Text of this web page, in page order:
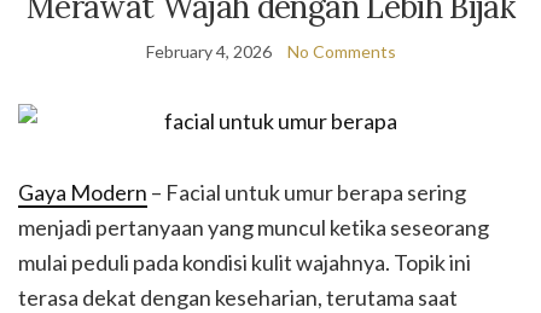
February 4, 2026 No Comments
Gaya Modern – Facial untuk umur berapa sering
menjadi pertanyaan yang muncul ketika seseorang
mulai peduli pada kondisi kulit wajahnya. Topik ini
terasa dekat dengan keseharian, terutama saat